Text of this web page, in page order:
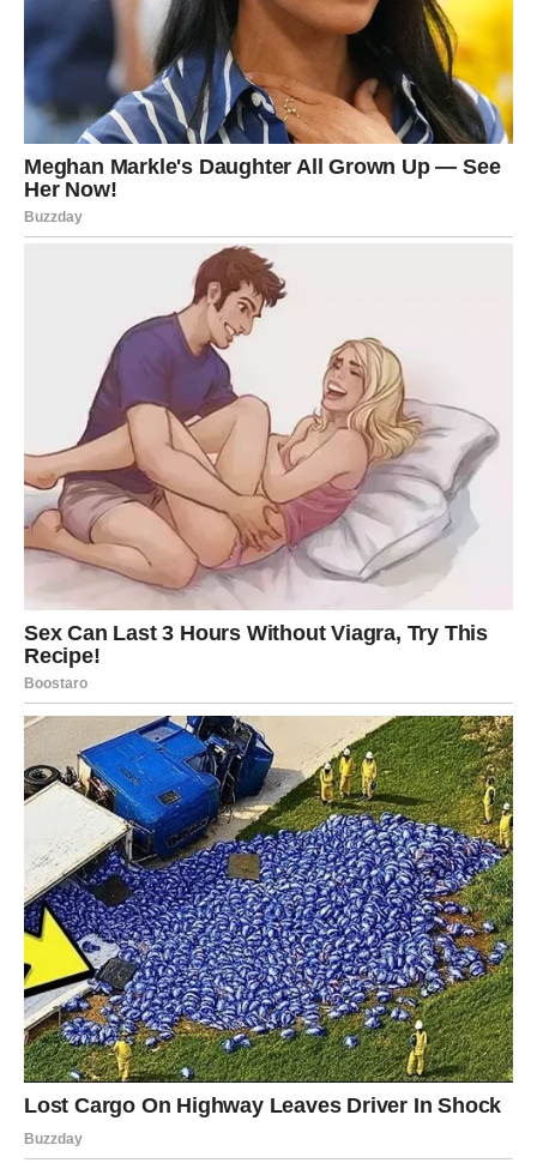
Ćetkovića, Goca je otvorila jednu osjetljivu temu. Otkrila je da
su Raša i ona zbog nemogućnosti da posvoje bebu donijeli
odluku da odaberu dijete koje će financijski uzdržavati. Vrijedi
napomenuti da Sergej Ćetković, voditelj intervjua, i sam ima
iskustvo oca dviju usvojenih djevojčica.
Radomir i ja vodili smo razgovor oko usvajanja.
Željela bih podijeliti svoju osobnu zabrinutost kada je riječ o
konceptu posvajanja. Po mom mišljenju, to je nevjerojatno lijep
čin davanja sigurnosti, ljubavi i budućnosti drugom ljudskom
biću. Posebno je značajan aspekt osiguravanja budućnosti koji
spašava dijete od neizvjesne sudbine koja ostaje nepoznata.
Pjevačica je iskreno izrazila svoj najdublji strah, rekavši:
“Emotivno sam uložena kao i ti i dajem cijelu sebe u ovo.
Međutim, bojim se da bismo, ako bismo usvojili dijete i voljeli ih
koliko ja volim Lenu, jednog dana mogli doživjeti situaciju koja
podsjeća na one koje se često prikazuju u američkim
filmovima.” Goca je nastavila: “Kad bi dijete izrazilo želju da se
ponovno spoji sa svojim biološkim roditeljima, vjerujem da bi
se moje srce razbilo u bezbroj komadića, točnije 500 milijuna.